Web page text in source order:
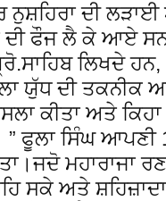
ਦੀ ਲੜਾਈ
ਦੀ ਫੌਜ ਲੈ ਕੇ ਆਏ
ਲਿਖਦੇ
ਯੁੱਧ ਦੀ ਤਕਨੀਕ
ਕੀਤਾ ਅਤੇ
ਫੂਲਾ ਸਿੰਘ ਆਪਣੀ
ਮਹਾਰਾਜਾ
ਸਕੇ ਅਤੇ